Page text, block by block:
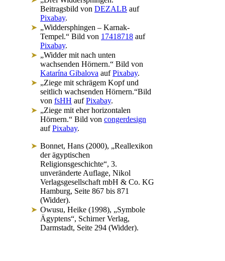
Beitragsbild von DEZALB auf
Pixabay.
„Widdersphingen – Karnak-
Tempel.“ Bild von 17418718 auf
Pixabay.
„Widder mit nach unten
wachsenden Hörnern.“ Bild von
Katarína Gibalova aufPixabay.
„Ziege mit schrägem Kopf und
seitlich wachsenden Hörnern.“Bild
von fsHH aufPixabay.
„Ziege mit eher horizontalen
Hörnern.“ Bild von congerdesign
aufPixabay.
Bonnet, Hans (2000), „Reallexikon
der ägyptischen
Religionsgeschichte“, 3.
unveränderte Auflage, Nikol
Verlagsgesellschaft mbH & Co. KG
Hamburg, Seite 867 bis 871
(Widder).
Owusu, Heike (1998), „Symbole
Ägyptens“, Schirner Verlag,
Darmstadt, Seite 294 (Widder).